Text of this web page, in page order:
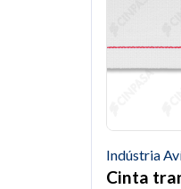
Indústria
Cinta